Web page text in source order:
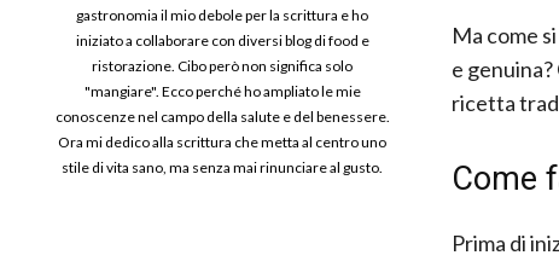
gastronomia il mio debole per la scrittura e ho
iniziato a collaborare con diversi blog di food e
ristorazione. Cibo però non significa solo
"mangiare". Ecco perché ho ampliato le mie
conoscenze nel campo della salute e del benessere.
Ora mi dedico alla scrittura che metta al centro uno
stile di vita sano, ma senza mai rinunciare al gusto.
Ma come
e
ricetta
Come
Prima di